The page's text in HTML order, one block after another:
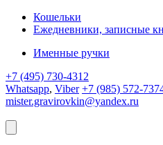
Кошельки
Ежедневники, записные
Именные ручки
+7 (495) 730-4312
Whatsapp, Viber +7 (985) 572-
mister.gravirovkin@yandex.ru